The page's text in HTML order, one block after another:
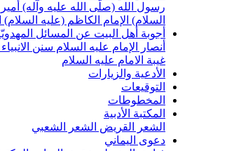
رسول الله (صلّى الله عليه وآله)
السلام) الإمام الكاظم (عليه السلام)
أجوبة أهل البيت عن المسائل
أنصار الإمام عليه السلام سنن
غيبة الامام عليه السلام
الأدعية والزيارات
التوقيعات
المخطوطات
المكتبة الأدبية
الشعر القريض الشعر الشعبي
دعوى اليماني